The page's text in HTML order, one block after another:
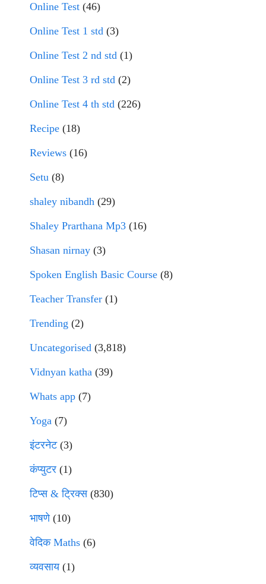
Online Test (46)
Online Test 1 std (3)
Online Test 2 nd std (1)
Online Test 3 rd std (2)
Online Test 4 th std (226)
Recipe (18)
Reviews (16)
Setu (8)
shaley nibandh (29)
Shaley Prarthana Mp3 (16)
Shasan nirnay (3)
Spoken English Basic Course (8)
Teacher Transfer (1)
Trending (2)
Uncategorised (3,818)
Vidnyan katha (39)
Whats app (7)
Yoga (7)
इंटरनेट(3)
कंप्युटर (1)
टिप्स & ट्रिक्स(830)
भाषणे(10)
वेदिक Maths (6)
व्यवसाय(1)